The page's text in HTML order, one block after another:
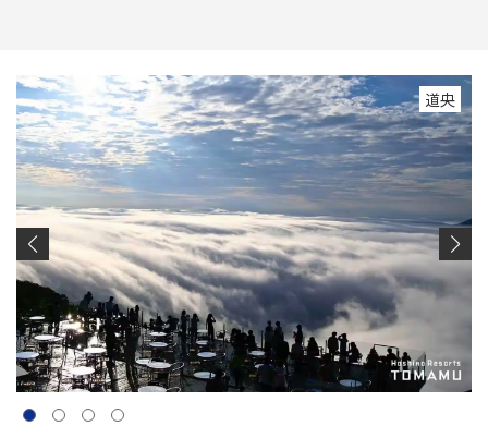
道央